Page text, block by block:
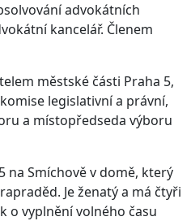
advokátních
kancelář. Členem
městské části Praha 5,
legislativní a právní,
a místopředseda výboru
na Smíchově v domě, který
Je ženatý a má čtyři
o vyplnění volného času